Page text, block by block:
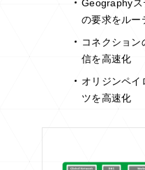
Geographyス
の要求をルー
コネクショ
信を高速化
オリジンペイ
ツを高速化